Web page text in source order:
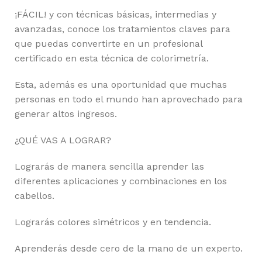
¡FÁCIL! y con técnicas básicas, intermedias y
avanzadas, conoce los tratamientos claves para
que puedas convertirte en un profesional
certificado en esta técnica de colorimetría.
Esta, además es una oportunidad que muchas
personas en todo el mundo han aprovechado para
generar altos ingresos.
¿QUÉ VAS A LOGRAR?
Lograrás de manera sencilla aprender las
diferentes aplicaciones y combinaciones en los
cabellos.
Lograrás colores simétricos y en tendencia.
Aprenderás desde cero de la mano de un experto.